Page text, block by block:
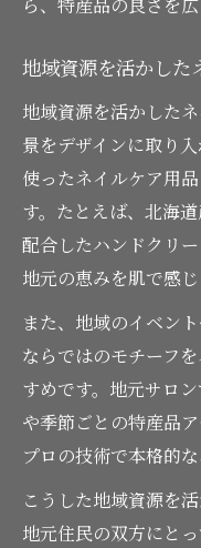
ら、特産品の良さを
地域資源を活かした
地域資源を活かした
景をデザインに取り
使ったネイルケア用
す。たとえば、北海
配合したハンドクリ
地元の恵みを肌で感じ
また、地域のイベン
ならではのモチーフ
すめです。地元サロ
や季節ごとの特産品
プロの技術で本格的
こうした地域資源を
地元住民の双方にと